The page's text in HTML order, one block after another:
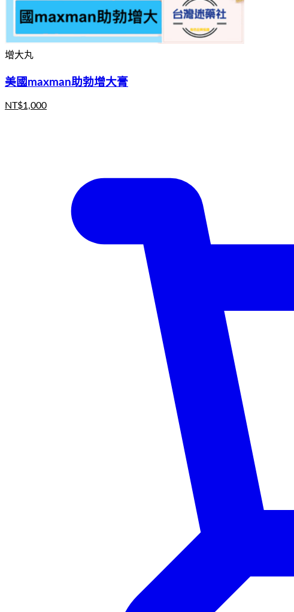
增大丸
美國maxman助勃增大膏
NT$1,000